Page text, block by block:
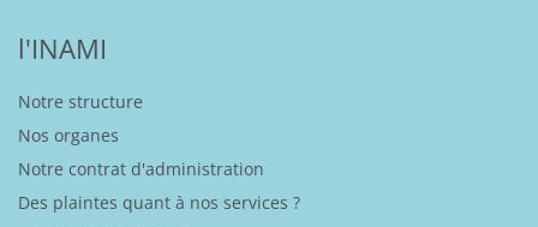
l'INAMI
Notre structure
Nos organes
Notre contrat d'administration
Des plaintes quant à nos services ?